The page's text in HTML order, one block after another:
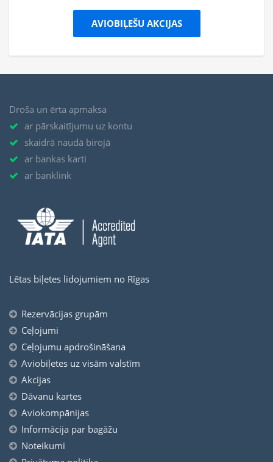
AVIOBIĻEŠU AKCIJAS
Droša un ērta apmaksa
ar pārskaitījumu uz kontu
skaidrā naudā birojā
ar bankas karti
ar banklink
Lētas biļetes lidojumiem no Rīgas
Rezervācijas grupām
Ceļojumi
Ceļojumu apdrošināšana
Aviobiļetes uz visām valstīm
Akcijas
Dāvanu kartes
Aviokompānijas
Informācija par bagāžu
Noteikumi